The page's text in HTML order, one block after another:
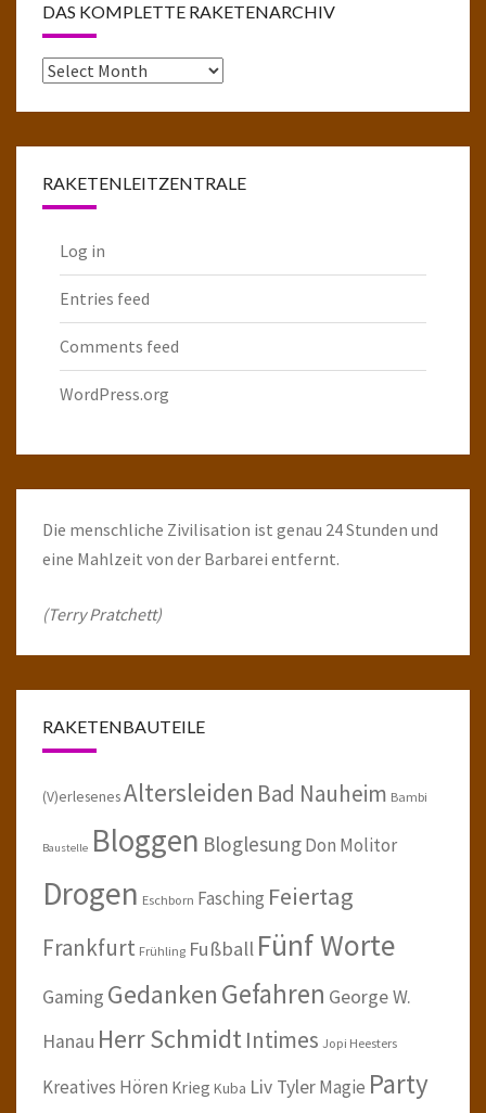
DAS KOMPLETTE RAKETENARCHIV
Das
RAKETENLEITZENTRALE
Log in
Entries feed
Comments feed
WordPress.org
Die menschliche Zivilisation ist genau 24 Stunden und
eine Mahlzeit von der Barbarei entfernt.
(Terry Pratchett)
RAKETENBAUTEILE
(V)erlesenesAltersleiden Bad Nauheim Bambi
Baustelle Bloggen BloglesungDon Molitor
Drogen Eschborn Fasching Feiertag
Frankfurt Frühling Fußball Fünf Worte
Gaming GedankenGefahren George W.
Hanau Herr SchmidtIntimes Jopi Heesters
Kreatives Hören Krieg Kuba Liv TylerMagie Party